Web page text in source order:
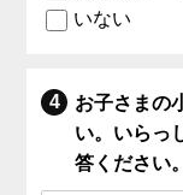
いない
お子さまの
い。いらっ
答ください。